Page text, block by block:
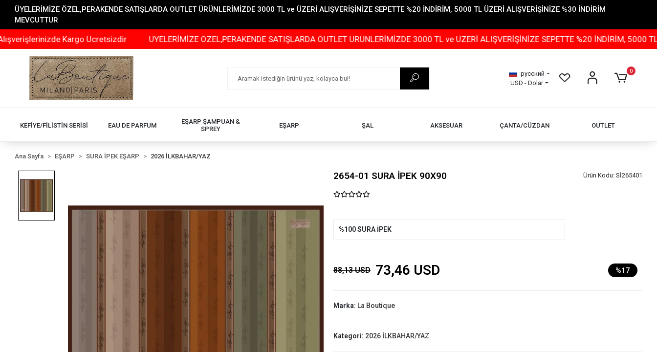
ÜYELERİMİZE ÖZEL,PERAKENDE SATIŞLARDA OUTLET ÜRÜNLERİMİZDE 3000 TL ve ÜZERİ ALIŞVERİŞİNİZE SEPETTE %20 İNDİRİM, 5000 TL ÜZERİ ALIŞVERİŞİNİZE %30 İNDİRİM
MEVCUTTUR
Kargo Ücretsizdir ÜYELERİMİZE ÖZEL,PERAKENDE SATIŞLARDA OUTLET ÜRÜNLERİMİZDE 3000 TL ve ÜZERİ ALIŞVERİŞİNİZE SEPETTE %20 İNDİRİM, 5000 TL
русский
USD - Dolar
0
KEFİYE/FİLİSTİN SERİSİ EAU DE PARFUM
EŞARP ŞAMPUAN &
SPREY
EŞARP ŞAL AKSESUAR ÇANTA/CÜZDAN OUTLET
Ana Sayfa EŞARP SURA İPEK EŞARP 2026 İLKBAHAR/YAZ
2654-01 SURA İPEK 90X90 Ürün Kodu: Sİ265401
%100 SURA İPEK
88,13 USD 73,46 USD %17
Marka: La Boutique
Kategori: 2026 İLKBAHAR/YAZ